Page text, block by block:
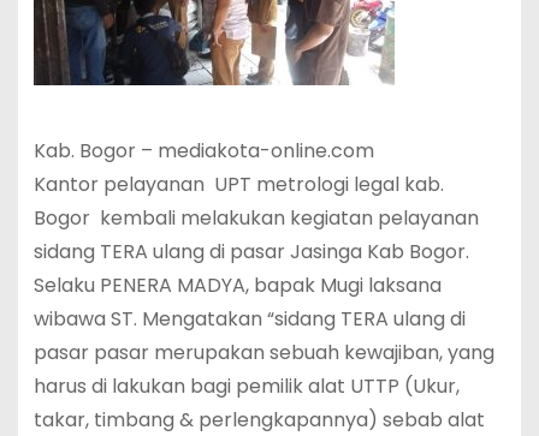
Kab. Bogor – mediakota-online.com
Kantor pelayanan UPT metrologi legal kab.
Bogor kembali melakukan kegiatan pelayanan
sidang TERA ulang di pasar Jasinga Kab Bogor.
Selaku PENERA MADYA, bapak Mugi laksana
wibawa ST. Mengatakan “sidang TERA ulang di
pasar pasar merupakan sebuah kewajiban, yang
harus di lakukan bagi pemilik alat UTTP (Ukur,
takar, timbang & perlengkapannya) sebab alat